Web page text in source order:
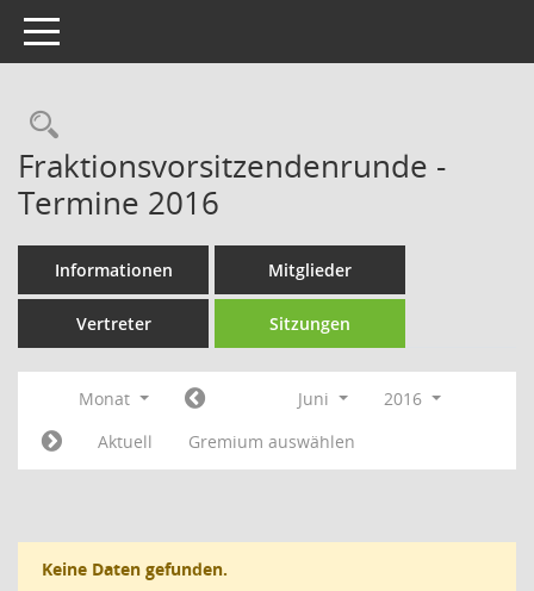
Toggle navigation
Rechercheauswahl
Fraktionsvorsitzendenrunde -
Termine 2016
Informationen Mitglieder
Vertreter Sitzungen
Monat Juni
2016
Aktuell
Gremium auswählen
Keine Daten gefunden.